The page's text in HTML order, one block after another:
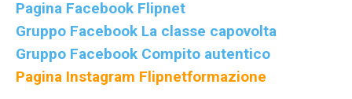
Pagina Facebook Flipnet
Gruppo Facebook La classe capovolta
Gruppo Facebook Compito autentico
Pagina Instagram Flipnetformazione